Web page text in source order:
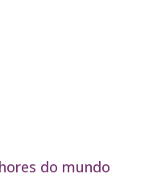
do mundo